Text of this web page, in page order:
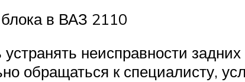
в ВАЗ 2110
неисправности
обращаться к специалисту,